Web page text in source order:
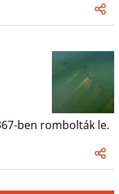
ben rombolták le.